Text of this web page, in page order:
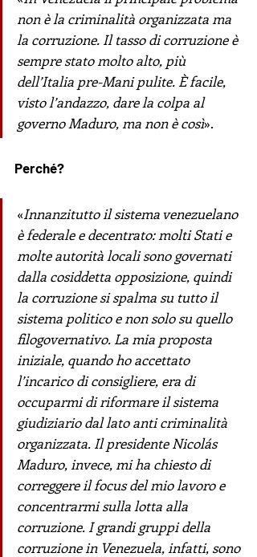
non è la criminalità organizzata ma
la corruzione. Il tasso di corruzione è
sempre stato molto alto, più
dell’Italia pre-Mani pulite. È facile,
visto l’andazzo, dare la colpa al
governo Maduro, ma non è così».
Perché?
«Innanzitutto il sistema venezuelano
è federale e decentrato: molti Stati e
molte autorità locali sono governati
dalla cosiddetta opposizione, quindi
la corruzione si spalma su tutto il
sistema politico e non solo su quello
filogovernativo. La mia proposta
iniziale, quando ho accettato
l’incarico di consigliere, era di
occuparmi di riformare il sistema
giudiziario dal lato anti criminalità
organizzata. Il presidente Nicolás
Maduro, invece, mi ha chiesto di
correggere il focus del mio lavoro e
concentrarmi sulla lotta alla
corruzione. I grandi gruppi della
corruzione in Venezuela, infatti, sono